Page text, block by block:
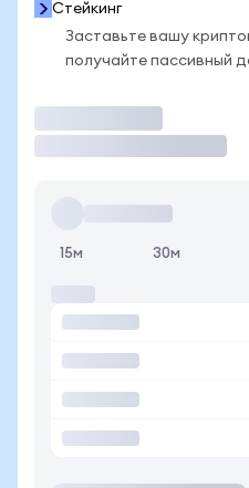
Стейкинг
Заставьте вашу
получайте пассивный
15м 30м